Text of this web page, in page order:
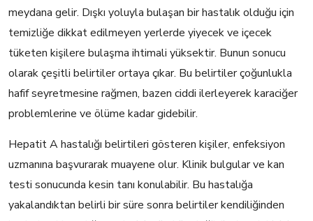
meydana gelir. Dışkı yoluyla bulaşan bir hastalık olduğu için
temizliğe dikkat edilmeyen yerlerde yiyecek ve içecek
tüketen kişilere bulaşma ihtimali yüksektir. Bunun sonucu
olarak çeşitli belirtiler ortaya çıkar. Bu belirtiler çoğunlukla
hafif seyretmesine rağmen, bazen ciddi ilerleyerek karaciğer
problemlerine ve ölüme kadar gidebilir.
Hepatit A hastalığı belirtileri gösteren kişiler, enfeksiyon
uzmanına başvurarak muayene olur. Klinik bulgular ve kan
testi sonucunda kesin tanı konulabilir. Bu hastalığa
yakalandıktan belirli bir süre sonra belirtiler kendiliğinden